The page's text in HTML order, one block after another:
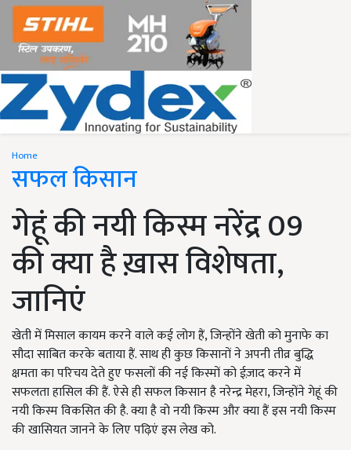
Home
सफल किसान
गेहूं की नयी किस्म नरेंद्र 09
की क्या है ख़ास विशेषता,
जानिएं
खेती में मिसाल कायम करने वाले कई लोग हैं, जिन्होंने खेती को मुनाफे का
सौदा साबित करके बताया हैं. साथ ही कुछ किसानों ने अपनी तीव्र बुद्धि
क्षमता का परिचय देते हुए फसलों की नई किस्मों को ईज़ाद करने में
सफलता हासिल की हैं. ऐसे ही सफल किसान है नरेन्द्र मेहरा, जिन्होंने गेहूं की
नयी किस्म विकसित की है. क्या है वो नयी किस्म और क्या हैं इस नयी किस्म
की खासियत जानने के लिए पढ़िएं इस लेख को.